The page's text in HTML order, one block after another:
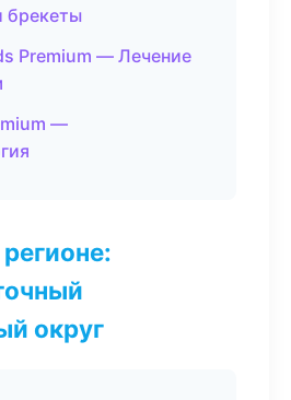
брекеты
Premium — Лечение
—
округ